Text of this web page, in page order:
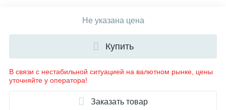
Не указана цена
Купить
В связи с нестабильной ситуацией на валютном рынке, цены
уточняйте у оператора!
Заказать товар